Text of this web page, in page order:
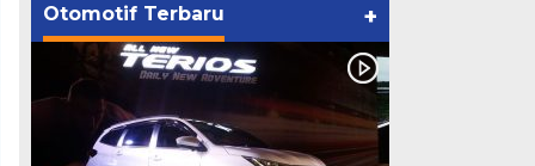
Otomotif Terbaru +